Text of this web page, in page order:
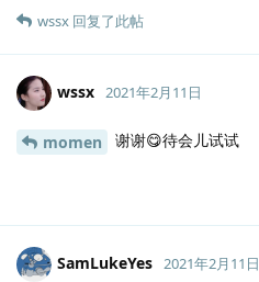
wssx 回复了此帖
wssx 2021年2月11日
momen 谢谢😋待会儿试试
SamLukeYes 2021年2月11日